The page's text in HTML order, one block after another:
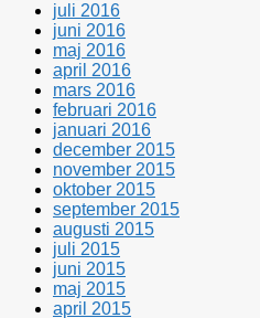
juli 2016
juni 2016
maj 2016
april 2016
mars 2016
februari 2016
januari 2016
december 2015
november 2015
oktober 2015
september 2015
augusti 2015
juli 2015
juni 2015
maj 2015
april 2015